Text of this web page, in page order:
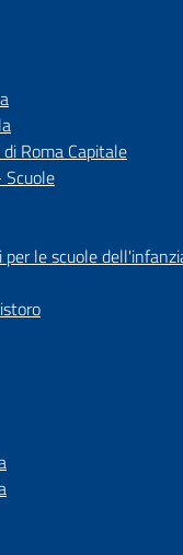
Roma Capitale
Scuole
le scuole